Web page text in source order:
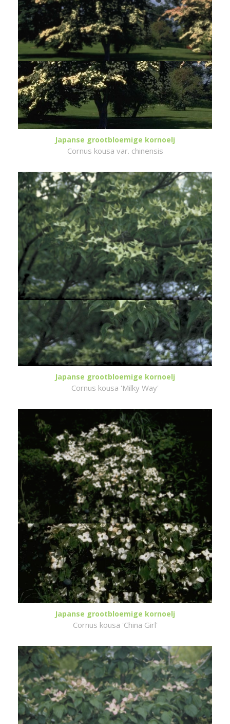
Japanse grootbloemige kornoelj
Cornus kousa var. chinensis
Japanse grootbloemige kornoelj
Cornus kousa 'Milky Way'
Japanse grootbloemige kornoelj
Cornus kousa 'China Girl'